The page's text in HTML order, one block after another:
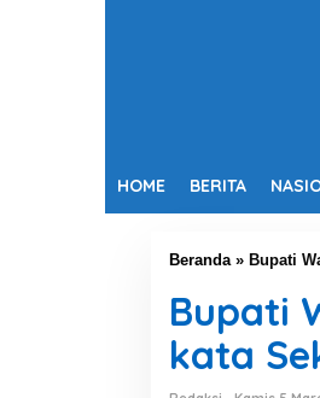
HOME BERITA
Beranda» Bupati
Bupati
kata